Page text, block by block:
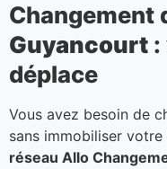
Changement
Guyancourt :
déplace
Vous avez besoin de
sans immobiliser
réseau Allo